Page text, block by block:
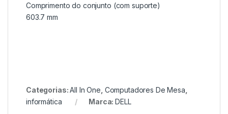
Comprimento do conjunto (com suporte)
603.7 mm
Categorias:All In One Computadores De Mesa
informática
Marca:DELL